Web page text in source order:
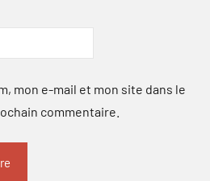
mon e-mail et mon site dans le
commentaire.